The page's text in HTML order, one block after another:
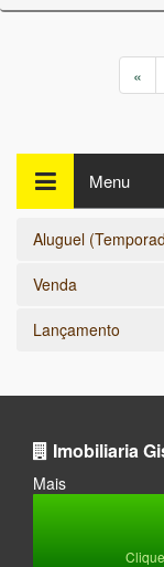
«
Menu
Aluguel
Venda
Lançamento
Imobiliaria
Mais